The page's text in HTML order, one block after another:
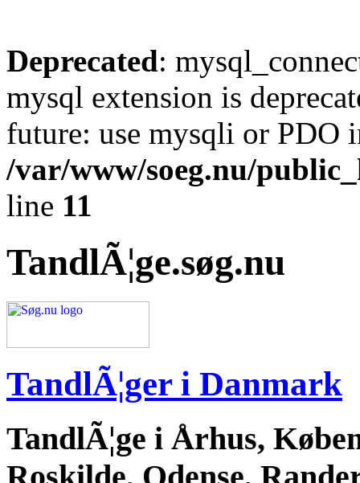
Deprecated:
mysql extension is
future: use mysqli or PDO
/var/www/soeg.nu/
line 11
TandlÃ¦ge.søg.nu
TandlÃ¦ger i Danmark
TandlÃ¦ge i Århus,